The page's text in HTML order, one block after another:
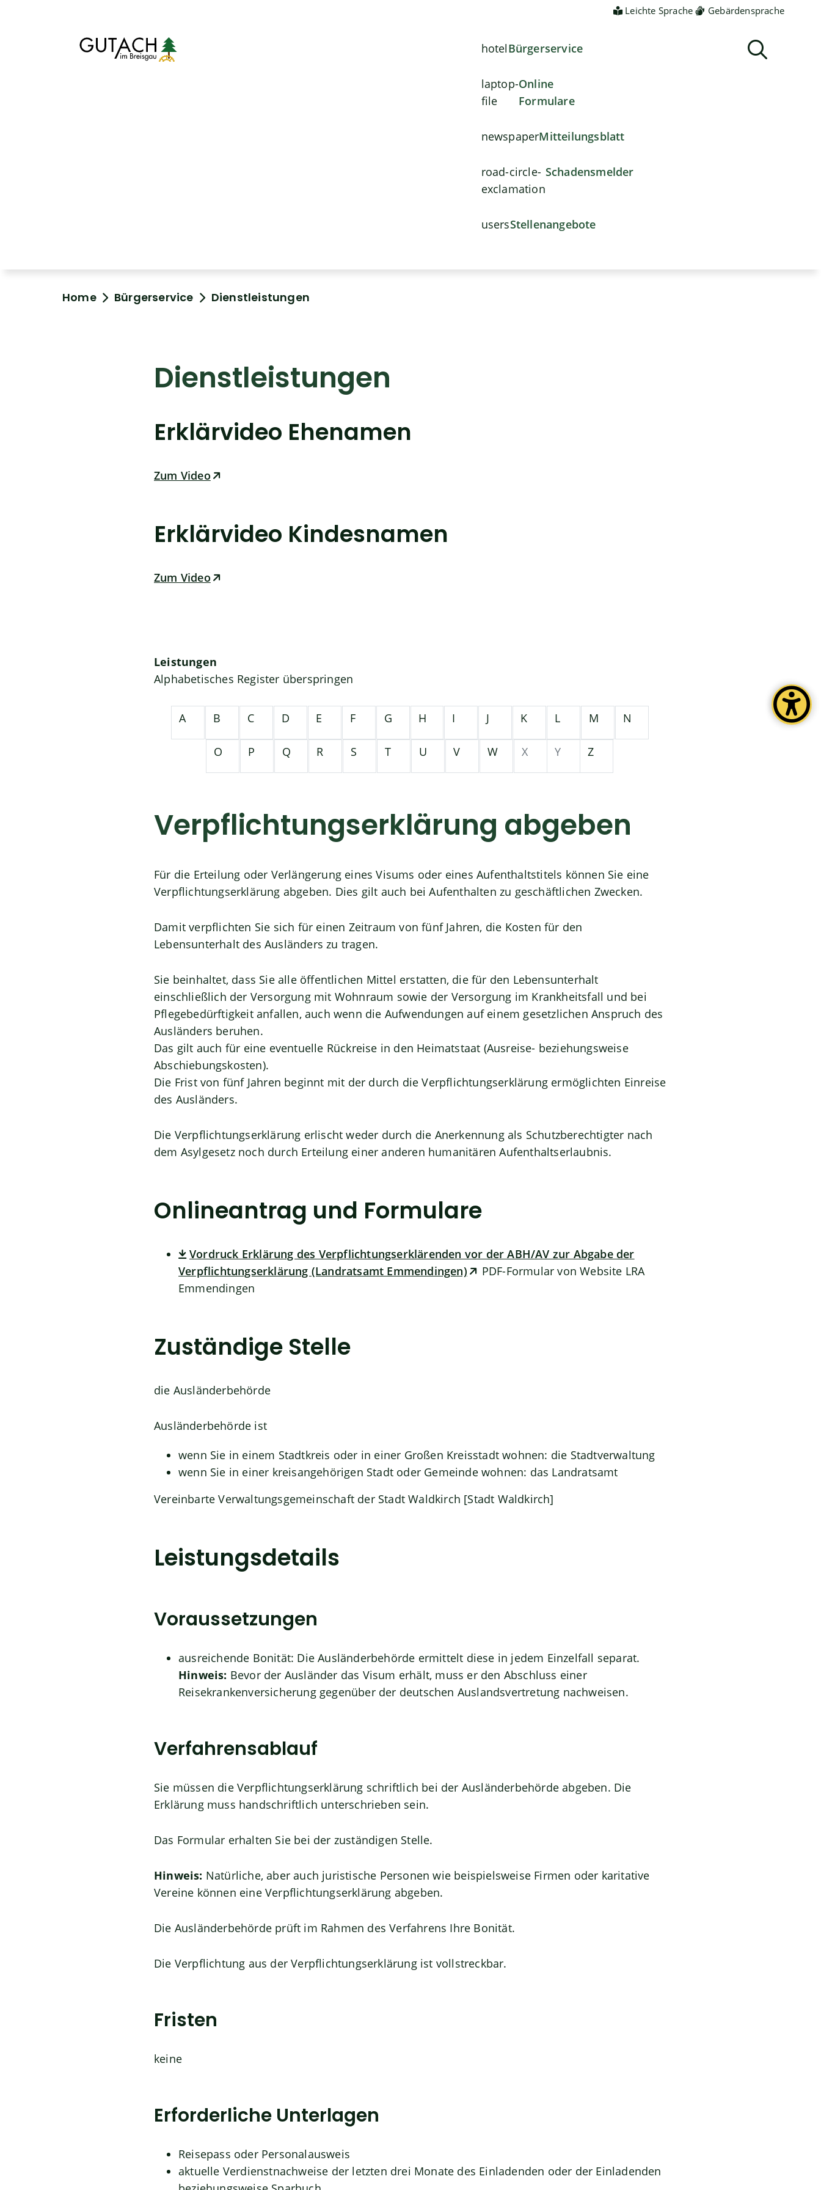
Leichte Sprache Gebärdensprache
hotelBürgerservice
laptop-
file
Online
Formulare
newspaperMitteilungsblatt
road-circle-
exclamation
Schadensmelder
usersStellenangebote
Home Bürgerservice Dienstleistungen
Dienstleistungen
Erklärvideo Ehenamen
Zum Video
Erklärvideo Kindesnamen
Zum Video
Leistungen
Alphabetisches Register überspringen
A B C D E F G H I J K L M N
O P Q R S T U V W X Y Z
Verpflichtungserklärung abgeben
Für die Erteilung oder Verlängerung eines Visums oder eines Aufenthaltstitels können Sie eine
Verpflichtungserklärung abgeben. Dies gilt auch bei Aufenthalten zu geschäftlichen Zwecken.
Damit verpflichten Sie sich für einen Zeitraum von fünf Jahren, die Kosten für den
Lebensunterhalt des Ausländers zu tragen.
Sie beinhaltet, dass Sie alle öffentlichen Mittel erstatten, die für den Lebensunterhalt
einschließlich der Versorgung mit Wohnraum sowie der Versorgung im Krankheitsfall und bei
Pflegebedürftigkeit anfallen, auch wenn die Aufwendungen auf einem gesetzlichen Anspruch des
Ausländers beruhen.
Das gilt auch für eine eventuelle Rückreise in den Heimatstaat (Ausreise- beziehungsweise
Abschiebungskosten).
Die Frist von fünf Jahren beginnt mit der durch die Verpflichtungserklärung ermöglichten Einreise
des Ausländers.
Die Verpflichtungserklärung erlischt weder durch die Anerkennung als Schutzberechtigter nach
dem Asylgesetz noch durch Erteilung einer anderen humanitären Aufenthaltserlaubnis.
Onlineantrag und Formulare
Vordruck Erklärung des Verpflichtungserklärenden vor der ABH/AV zur Abgabe der
Verpflichtungserklärung (Landratsamt Emmendingen)
PDF-Formular von Website LRA
Emmendingen
Zuständige Stelle
die Ausländerbehörde
Ausländerbehörde ist
wenn Sie in einem Stadtkreis oder in einer Großen Kreisstadt wohnen: die Stadtverwaltung
wenn Sie in einer kreisangehörigen Stadt oder Gemeinde wohnen: das Landratsamt
Vereinbarte Verwaltungsgemeinschaft der Stadt Waldkirch [Stadt Waldkirch]
Leistungsdetails
Voraussetzungen
ausreichende Bonität: Die Ausländerbehörde ermittelt diese in jedem Einzelfall separat.
Hinweis: Bevor der Ausländer das Visum erhält, muss er den Abschluss einer
Reisekrankenversicherung gegenüber der deutschen Auslandsvertretung nachweisen.
Verfahrensablauf
Sie müssen die Verpflichtungserklärung schriftlich bei der Ausländerbehörde abgeben. Die
Erklärung muss handschriftlich unterschrieben sein.
Das Formular erhalten Sie bei der zuständigen Stelle.
Hinweis: Natürliche, aber auch juristische Personen wie beispielsweise Firmen oder karitative
Vereine können eine Verpflichtungserklärung abgeben.
Die Ausländerbehörde prüft im Rahmen des Verfahrens Ihre Bonität.
Die Verpflichtung aus der Verpflichtungserklärung ist vollstreckbar.
Fristen
keine
Erforderliche Unterlagen
Reisepass oder Personalausweis
aktuelle Verdienstnachweise der letzten drei Monate des Einladenden oder der Einladenden